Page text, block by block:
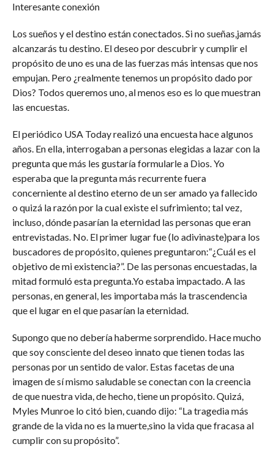
Interesante conexión
Los sueños y el destino están conectados. Si no sueñas,jamás
alcanzarás tu destino. El deseo por descubrir y cumplir el
propósito de uno es una de las fuerzas más intensas que nos
empujan. Pero ¿realmente tenemos un propósito dado por
Dios? Todos queremos uno, al menos eso es lo que muestran
las encuestas.
El periódico USA Today realizó una encuesta hace algunos
años. En ella, interrogaban a personas elegidas a lazar con la
pregunta que más les gustaría formularle a Dios. Yo
esperaba que la pregunta más recurrente fuera
concerniente al destino eterno de un ser amado ya fallecido
o quizá la razón por la cual existe el sufrimiento; tal vez,
incluso, dónde pasarían la eternidad las personas que eran
entrevistadas. No. El primer lugar fue (lo adivinaste)para los
buscadores de propósito, quienes preguntaron:“¿Cuál es el
objetivo de mi existencia?”. De las personas encuestadas, la
mitad formuló esta pregunta.Yo estaba impactado. A las
personas, en general, les importaba más la trascendencia
que el lugar en el que pasarían la eternidad.
Supongo que no debería haberme sorprendido. Hace mucho
que soy consciente del deseo innato que tienen todas las
personas por un sentido de valor. Estas facetas de una
imagen de sí mismo saludable se conectan con la creencia
de que nuestra vida, de hecho, tiene un propósito. Quizá,
Myles Munroe lo citó bien, cuando dijo: “La tragedia más
grande de la vida no es la muerte,sino la vida que fracasa al
cumplir con su propósito”.